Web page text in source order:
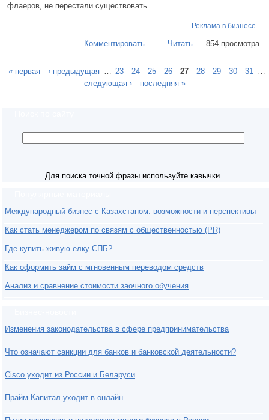
флаеров, не перестали существовать.
Реклама в бизнесе
Комментировать Читать 854 просмотра
« первая ‹ предыдущая 23 24 25 26 27 28 29 30 31
следующая ›
последняя »
Для поиска точной фразы используйте кавычки.
Международный бизнес с Казахстаном: возможности и перспективы
Как стать менеджером по связям с общественностью (PR)
Где купить живую елку СПБ?
Как оформить займ с мгновенным переводом средств
Анализ и сравнение стоимости заочного обучения
Изменения законодательства в сфере предпринимательства
Что означают санкции для банков и банковской деятельности?
Cisco уходит из России и Беларуси
Прайм Капитал уходит в онлайн